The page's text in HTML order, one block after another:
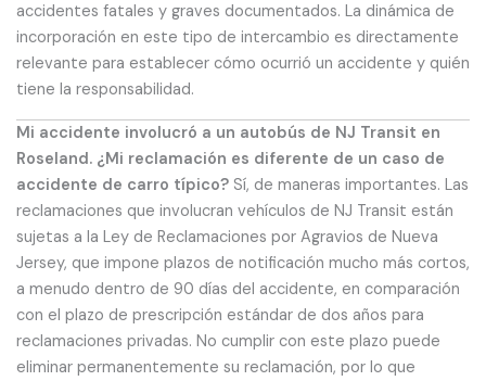
accidentes fatales y graves documentados. La dinámica de
incorporación en este tipo de intercambio es directamente
relevante para establecer cómo ocurrió un accidente y quién
tiene la responsabilidad.
Mi accidente involucró a un autobús de NJ Transit en
Roseland. ¿Mi reclamación es diferente de un caso de
accidente de carro típico? Sí, de maneras importantes. Las
reclamaciones que involucran vehículos de NJ Transit están
sujetas a la Ley de Reclamaciones por Agravios de Nueva
Jersey, que impone plazos de notificación mucho más cortos,
a menudo dentro de 90 días del accidente, en comparación
con el plazo de prescripción estándar de dos años para
reclamaciones privadas. No cumplir con este plazo puede
eliminar permanentemente su reclamación, por lo que